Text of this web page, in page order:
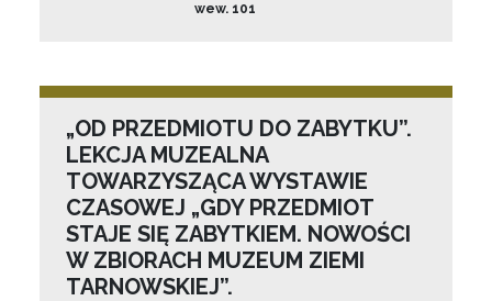
wew. 101
„OD PRZEDMIOTU DO ZABYTKU”.
LEKCJA MUZEALNA
TOWARZYSZĄCA WYSTAWIE
CZASOWEJ „GDY PRZEDMIOT
STAJE SIĘ ZABYTKIEM. NOWOŚCI
W ZBIORACH MUZEUM ZIEMI
TARNOWSKIEJ”.